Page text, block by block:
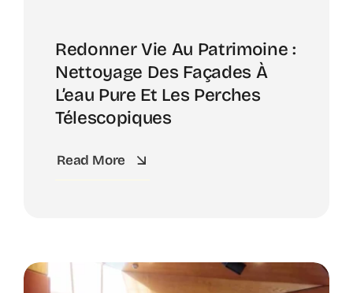
Redonner Vie Au Patrimoine :
Nettoyage Des Façades À
L’eau Pure Et Les Perches
Télescopiques
Read More